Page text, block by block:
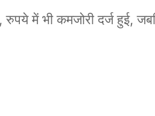
रुपये में भी कमजोरी दर्ज हुई,